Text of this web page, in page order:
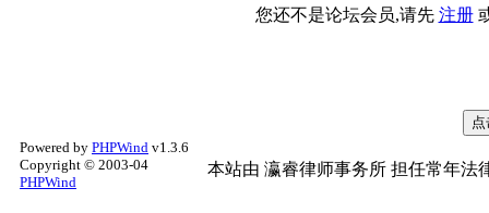
您还不是论坛会员,请先 注册
Powered by PHPWind v1.3.6
Copyright © 2003-04
PHPWind
本站由 瀛睿律师事务所 担任常年法